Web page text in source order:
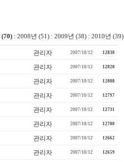
(70) : 2008년 (51) : 2009년 (38) : 2010년 (39)
관리자 2007/10/12 12830
관리자 2007/10/12 12820
관리자 2007/10/12 12808
관리자 2007/10/12 12797
관리자 2007/10/12 12731
관리자 2007/10/12 12700
관리자 2007/10/12 12662
관리자 2007/10/12 12659